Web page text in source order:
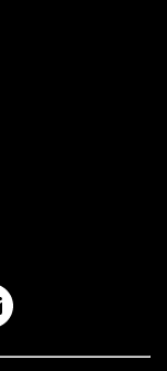
de la zona